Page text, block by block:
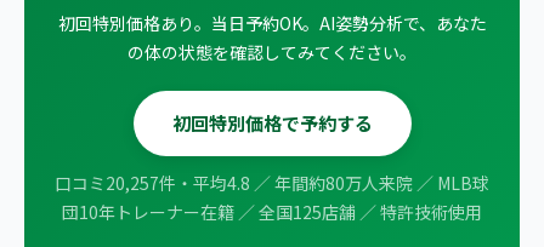
初回特別価格あり。当日予約OK。AI姿勢分析で、あなた
の体の状態を確認してみてください。
初回特別価格で予約する
口コミ20,257件・平均4.8 ／ 年間約80万人来院 ／ MLB球
団10年トレーナー在籍 ／ 全国125店舗 ／ 特許技術使用